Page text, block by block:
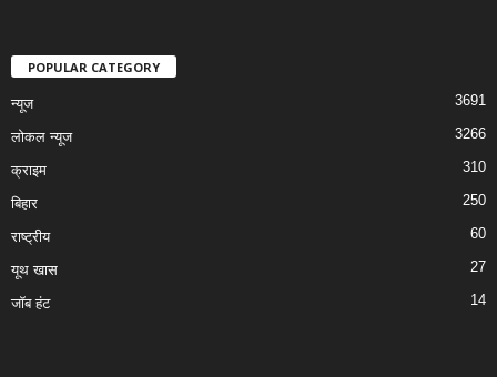
POPULAR CATEGORY
न्यूज 3691
लोकल न्यूज 3266
क्राइम 310
बिहार 250
राष्ट्रीय 60
यूथ खास 27
जॉब हंट 14